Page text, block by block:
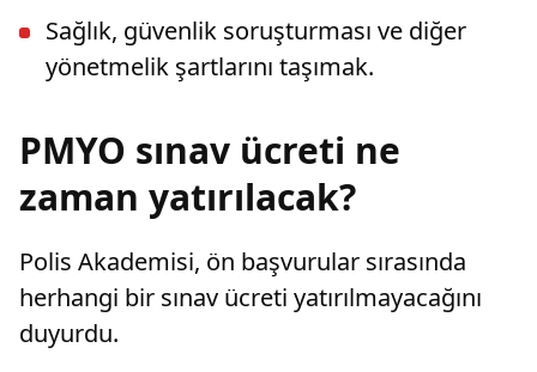
Sağlık, güvenlik soruşturması ve diğer
yönetmelik şartlarını taşımak.
PMYO sınav ücreti ne
zaman yatırılacak?
Polis Akademisi, ön başvurular sırasında
herhangi bir sınav ücreti yatırılmayacağını
duyurdu.